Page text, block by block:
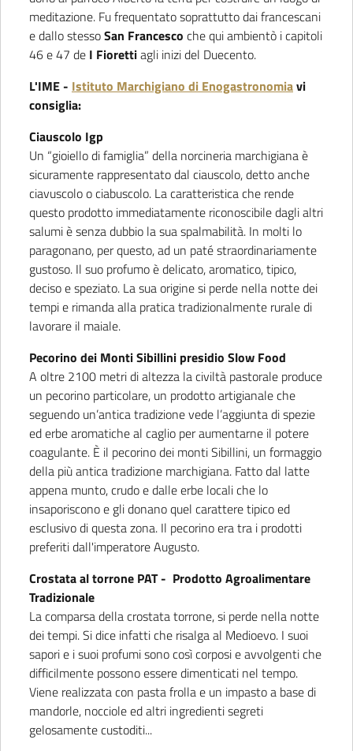
meditazione. Fu frequentato soprattutto dai francescani
e dallo stessoSan Francesco che qui ambientò i capitoli
46 e 47 de I Fiorettiagli inizi del Duecento.
L'IME - Istituto Marchigiano di Enogastronomiavi
consiglia:
Ciauscolo Igp
Un “gioiello di famiglia” della norcineria marchigiana è
sicuramente rappresentato dal ciauscolo, detto anche
ciavuscolo o ciabuscolo. La caratteristica che rende
questo prodotto immediatamente riconoscibile dagli altri
salumi è senza dubbio la sua spalmabilità. In molti lo
paragonano, per questo, ad un paté straordinariamente
gustoso. Il suo profumo è delicato, aromatico, tipico,
deciso e speziato. La sua origine si perde nella notte dei
tempi e rimanda alla pratica tradizionalmente rurale di
lavorare il maiale.
Pecorino dei Monti Sibillini presidio Slow Food
A oltre 2100 metri di altezza la civiltà pastorale produce
un pecorino particolare, un prodotto artigianale che
seguendo un’antica tradizione vede l’aggiunta di spezie
ed erbe aromatiche al caglio per aumentarne il potere
coagulante. È il pecorino dei monti Sibillini, un formaggio
della più antica tradizione marchigiana. Fatto dal latte
appena munto, crudo e dalle erbe locali che lo
insaporiscono e gli donano quel carattere tipico ed
esclusivo di questa zona. Il pecorino era tra i prodotti
preferiti dall'imperatore Augusto.
Crostata al torrone PAT - Prodotto Agroalimentare
Tradizionale
La comparsa della crostata torrone, si perde nella notte
dei tempi. Si dice infatti che risalga al Medioevo. I suoi
sapori e i suoi profumi sono così corposi e avvolgenti che
difficilmente possono essere dimenticati nel tempo.
Viene realizzata con pasta frolla e un impasto a base di
mandorle, nocciole ed altri ingredienti segreti
gelosamente custoditi...